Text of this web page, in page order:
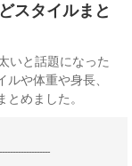
スタイルまと
いと話題になった
や体重や身長、
めました。